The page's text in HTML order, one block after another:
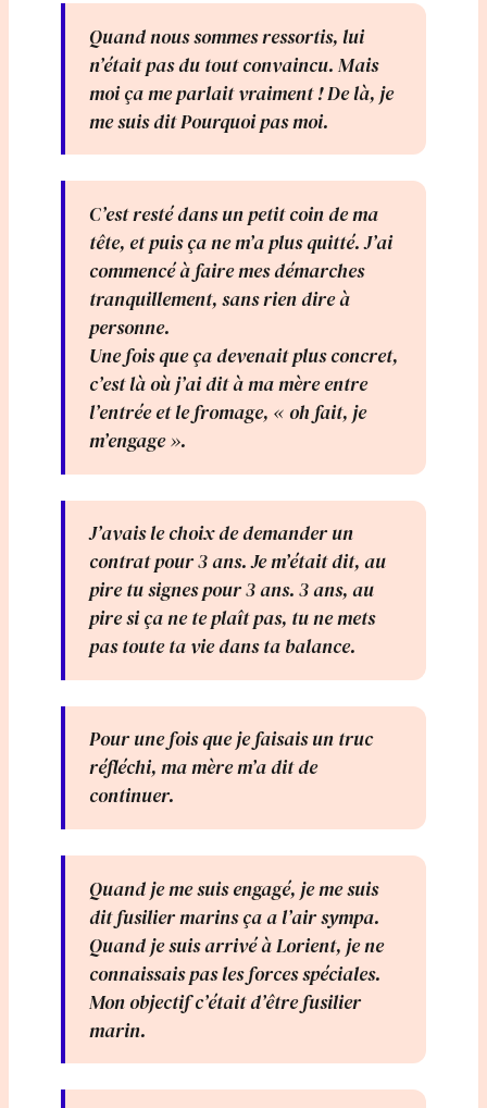
Quand nous sommes ressortis, lui
n’était pas du tout convaincu. Mais
moi ça me parlait vraiment ! De là, je
me suis dit Pourquoi pas moi.
C’est resté dans un petit coin de ma
tête, et puis ça ne m’a plus quitté. J’ai
commencé à faire mes démarches
tranquillement, sans rien dire à
personne.
Une fois que ça devenait plus concret,
c’est là où j’ai dit à ma mère entre
l’entrée et le fromage, « oh fait, je
m’engage ».
J’avais le choix de demander un
contrat pour 3 ans. Je m’était dit, au
pire tu signes pour 3 ans. 3 ans, au
pire si ça ne te plaît pas, tu ne mets
pas toute ta vie dans ta balance.
Pour une fois que je faisais un truc
réfléchi, ma mère m’a dit de
continuer.
Quand je me suis engagé, je me suis
dit fusilier marins ça a l’air sympa.
Quand je suis arrivé à Lorient, je ne
connaissais pas les forces spéciales.
Mon objectif c’était d’être fusilier
marin.